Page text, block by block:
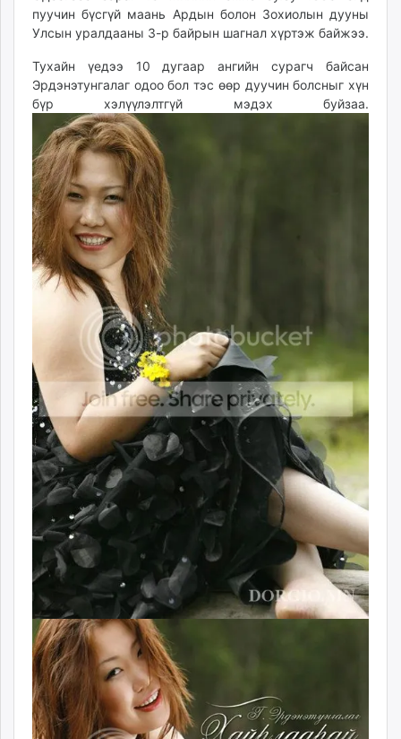
zarig.mn
zuv.mn
mminfo.mn
ugluu.mn
urlag.mn
unen.mn
asu.mn
shudarga.mn
shuurhai.mn
unuudur.mn
isee.mn
mglradio.com
shuum.mn
times.mn
tvmongolia.mn
mass.mn
unegui.mn
assa.mn
toim.mn
tac.mn
paparazzi.mn
unread.today
пуучин бүсгүй маань Ардын болон Зохиолын дууны
Улсын уралдааны 3-р байрын шагнал хүртэж байжээ.
Тухайн үедээ 10 дугаар ангийн сурагч байсан
Эрдэнэтунгалаг одоо бол тэс өөр дуучин болсныг хүн
бүр хэлүүлэлтгүй мэдэх буйзаа.